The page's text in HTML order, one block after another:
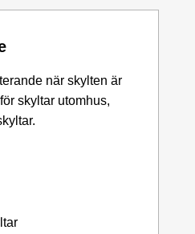
när skylten är
skyltar utomhus,